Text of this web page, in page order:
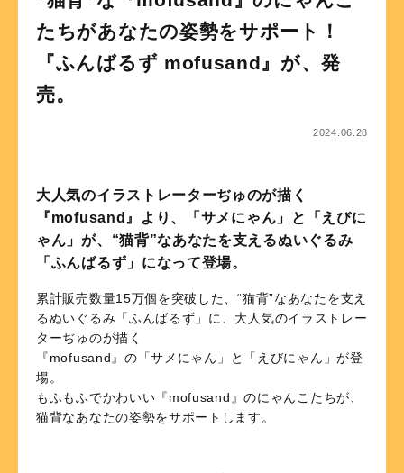
たちがあなたの姿勢をサポート！
『ふんばるず mofusand』が、発
売。
2024.06.28
大人気のイラストレーターぢゅのが描く
『mofusand』より、「サメにゃん」と「えびに
ゃん」が、“猫背”なあなたを支えるぬいぐるみ
「ふんばるず」になって登場。
累計販売数量15万個を突破した、“猫背”なあなたを支え
るぬいぐるみ「ふんばるず」に、大人気のイラストレー
ターぢゅのが描く
『mofusand』の「サメにゃん」と「えびにゃん」が登
場。
もふもふでかわいい『mofusand』のにゃんこたちが、
猫背なあなたの姿勢をサポートします。